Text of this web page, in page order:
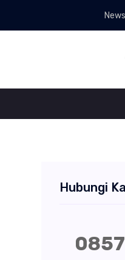
Hubungi